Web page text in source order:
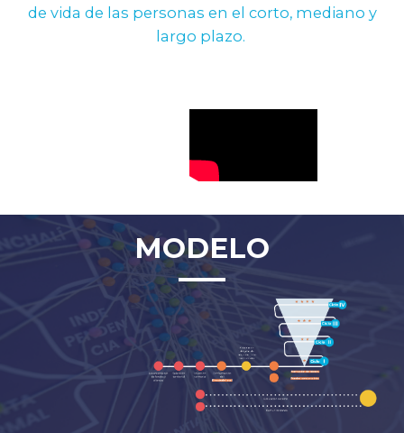
de vida de las personas en el corto, mediano y
largo plazo.
MODELO